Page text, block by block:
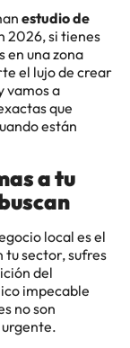
estudio de
2026, si tienes
en una zona
el lujo de crear
vamos a
que
están
a tu
local es el
sector, sufres
del
impecable
no son